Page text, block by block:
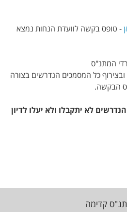
- טופס בקשה לוועדת הנחות נמצא
המתנ"ס
כל המסמכים הנדרשים בצורה
הבקשה.
לא יתקבלו ולא יעלו לדיון
קדימה